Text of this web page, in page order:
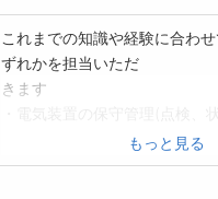
これまでの知識や経験に合わ
ずれかを担当いただ
きます
・高圧設備の更新検討(仕様・
・制御装置の検証・現地技術
もっと見る